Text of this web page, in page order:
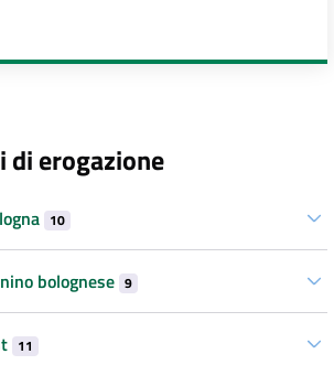
erogazione
10
bolognese 9
11